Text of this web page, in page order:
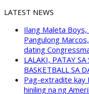
LATEST NEWS
Ilang Maleta Boys,
Pangulong
dating
LALAKI, PATAY
BASKETBALL SA
Pag-extradite kay
hiniling na ng